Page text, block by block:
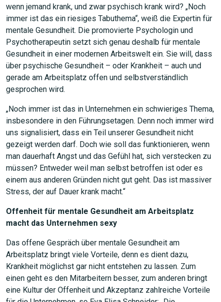
wenn jemand krank, und zwar psychisch krank wird? „Noch
immer ist das ein riesiges Tabuthema“, weiß die Expertin für
mentale Gesundheit. Die promovierte Psychologin und
Psychotherapeutin setzt sich genau deshalb für mentale
Gesundheit in einer modernen Arbeitswelt ein. Sie will, dass
über psychische Gesundheit – oder Krankheit – auch und
gerade am Arbeitsplatz offen und selbstverständlich
gesprochen wird.
„Noch immer ist das in Unternehmen ein schwieriges Thema,
insbesondere in den Führungsetagen. Denn noch immer wird
uns signalisiert, dass ein Teil unserer Gesundheit nicht
gezeigt werden darf. Doch wie soll das funktionieren, wenn
man dauerhaft Angst und das Gefühl hat, sich verstecken zu
müssen? Entweder weil man selbst betroffen ist oder es
einem aus anderen Gründen nicht gut geht. Das ist massiver
Stress, der auf Dauer krank macht.“
Offenheit für mentale Gesundheit am Arbeitsplatz
macht das Unternehmen sexy
Das offene Gespräch über mentale Gesundheit am
Arbeitsplatz bringt viele Vorteile, denn es dient dazu,
Krankheit möglichst gar nicht entstehen zu lassen. Zum
einen geht es den Mitarbeitern besser, zum anderen bringt
eine Kultur der Offenheit und Akzeptanz zahlreiche Vorteile